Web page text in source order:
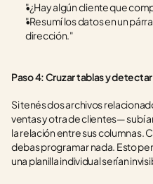
"¿Hay algún cliente que
"Resumí los datos en un
dirección."
Paso 4: Cruzar tablas y
Si tenés dos archivos
ventas y otra de clientes— subí
la relación entre sus columnas.
debas programar nada. Esto
una planilla individual serían